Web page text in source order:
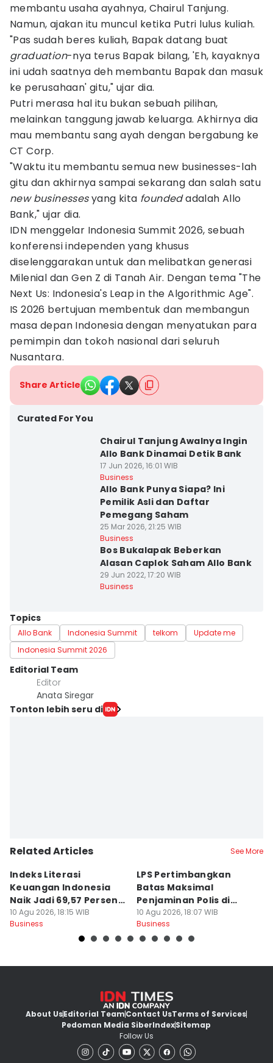
membantu usaha ayahnya, Chairul Tanjung.
Namun, ajakan itu muncul ketika Putri lulus kuliah.
"Pas sudah beres kuliah, Bapak datang buat
graduation-nya terus Bapak bilang, 'Eh, kayaknya
ini udah saatnya deh membantu Bapak dan masuk
ke perusahaan' gitu," ujar dia.
Putri merasa hal itu bukan sebuah pilihan,
melainkan tanggung jawab keluarga. Akhirnya dia
mau membantu sang ayah dengan bergabung ke
CT Corp.
"Waktu itu membantu semua new businesses-lah
gitu dan akhirnya sampai sekarang dan salah satu
new businessesyang kita foundedadalah Allo
Bank," ujar dia.
IDN menggelar Indonesia Summit 2026, sebuah
konferensi independen yang khusus
diselenggarakan untuk dan melibatkan generasi
Milenial dan Gen Z di Tanah Air. Dengan tema "The
Next Us: Indonesia's Leap in the Algorithmic Age".
IS 2026 bertujuan membentuk dan membangun
masa depan Indonesia dengan menyatukan para
pemimpin dan tokoh nasional dari seluruh
Nusantara.
Share Article
Curated For You
Chairul Tanjung Awalnya Ingin
Allo Bank Dinamai Detik Bank
17 Jun 2026, 16:01 WIB
Business
Allo Bank Punya Siapa? Ini
Pemilik Asli dan Daftar
Pemegang Saham
25 Mar 2026, 21:25 WIB
Business
Bos Bukalapak Beberkan
Alasan Caplok Saham Allo Bank
29 Jun 2022, 17:20 WIB
Business
Topics
Allo Bank Indonesia Summit telkom
Update me
Indonesia Summit 2026
Editorial Team
Editor
Anata Siregar
Tonton lebih seru di
Related Articles See More
Indeks Literasi
Keuangan Indonesia
Naik Jadi 69,57 Persen di
2026
10 Agu 2026, 18:15 WIB
Business
LPS Pertimbangkan
Batas Maksimal
Penjaminan Polis di
Angka Rp500 Juta
10 Agu 2026, 18:07 WIB
Business
About UsEditorial TeamContact UsTerms of Services
Pedoman Media SiberIndexSitemap
Follow Us